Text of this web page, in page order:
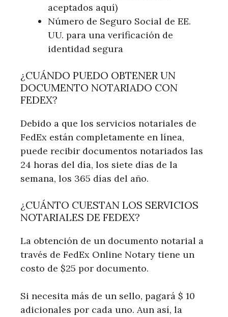
aceptados aquí)
Número de Seguro Social de EE.
UU. para una verificación de
identidad segura
¿CUÁNDO PUEDO OBTENER UN
DOCUMENTO NOTARIADO CON
FEDEX?
Debido a que los servicios notariales de
FedEx están completamente en línea,
puede recibir documentos notariados las
24 horas del día, los siete días de la
semana, los 365 días del año.
¿CUÁNTO CUESTAN LOS SERVICIOS
NOTARIALES DE FEDEX?
La obtención de un documento notarial a
través de FedEx Online Notary tiene un
costo de $25 por documento.
Si necesita más de un sello, pagará $ 10
adicionales por cada uno. Aun así, la